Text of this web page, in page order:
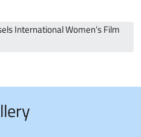
International Women’s Film